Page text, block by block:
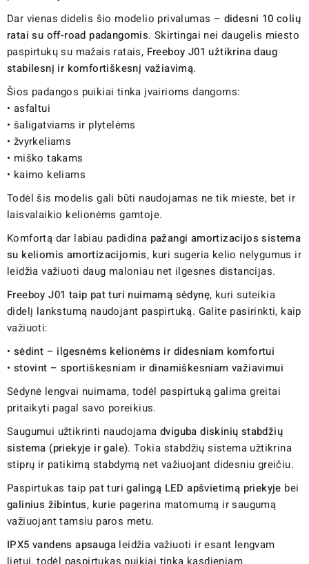
Dar vienas didelis šio modelio privalumas – didesni 10 colių
ratai su off-road padangomis. Skirtingai nei daugelis miesto
paspirtukų su mažais ratais, Freeboy J01 užtikrina daug
stabilesnį ir komfortiškesnį važiavimą.
Šios padangos puikiai tinka įvairioms dangoms:
• asfaltui
• šaligatviams ir plytelėms
• žvyrkeliams
• miško takams
• kaimo keliams
Todėl šis modelis gali būti naudojamas ne tik mieste, bet ir
laisvalaikio kelionėms gamtoje.
Komfortą dar labiau padidina pažangi amortizacijos sistema
su keliomis amortizacijomis, kuri sugeria kelio nelygumus ir
leidžia važiuoti daug maloniau net ilgesnes distancijas.
Freeboy J01 taip pat turi nuimamą sėdynę, kuri suteikia
didelį lankstumą naudojant paspirtuką. Galite pasirinkti, kaip
važiuoti:
• sėdint – ilgesnėms kelionėms ir didesniam komfortui
• stovint – sportiškesniam ir dinamiškesniam važiavimui
Sėdynė lengvai nuimama, todėl paspirtuką galima greitai
pritaikyti pagal savo poreikius.
Saugumui užtikrinti naudojama dviguba diskinių stabdžių
sistema (priekyje ir gale). Tokia stabdžių sistema užtikrina
stiprų ir patikimą stabdymą net važiuojant didesniu greičiu.
Paspirtukas taip pat turigalingą LED apšvietimą priekyje bei
galinius žibintus, kurie pagerina matomumą ir saugumą
važiuojant tamsiu paros metu.
IPX5 vandens apsauga leidžia važiuoti ir esant lengvam